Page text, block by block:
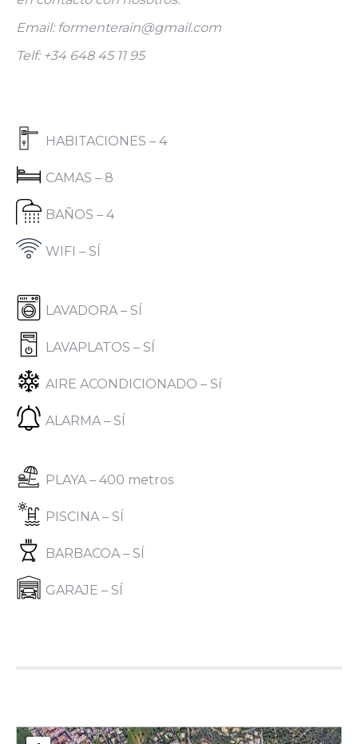
Email: formenterain@gmail.com
Telf: +34 648 45 11 95
HABITACIONES – 4
CAMAS – 8
BAÑOS – 4
WIFI – SÍ
LAVADORA – SÍ
LAVAPLATOS – SÍ
AIRE ACONDICIONADO – Sí
ALARMA – SÍ
PLAYA – 400 metros
PISCINA – SÍ
BARBACOA – SÍ
GARAJE – SÍ